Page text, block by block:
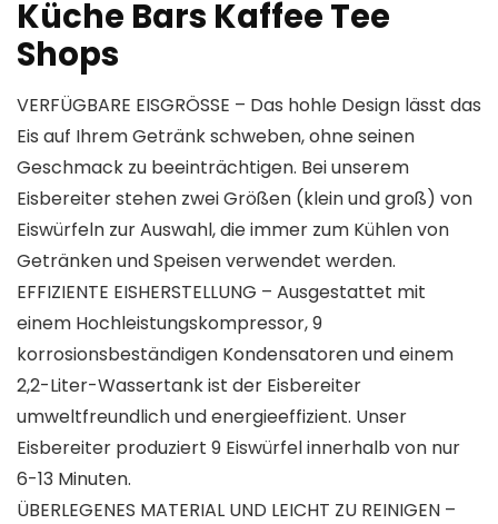
Küche Bars Kaffee Tee
Shops
VERFÜGBARE EISGRÖSSE – Das hohle Design lässt das
Eis auf Ihrem Getränk schweben, ohne seinen
Geschmack zu beeinträchtigen. Bei unserem
Eisbereiter stehen zwei Größen (klein und groß) von
Eiswürfeln zur Auswahl, die immer zum Kühlen von
Getränken und Speisen verwendet werden.
EFFIZIENTE EISHERSTELLUNG – Ausgestattet mit
einem Hochleistungskompressor, 9
korrosionsbeständigen Kondensatoren und einem
2,2-Liter-Wassertank ist der Eisbereiter
umweltfreundlich und energieeffizient. Unser
Eisbereiter produziert 9 Eiswürfel innerhalb von nur
6-13 Minuten.
ÜBERLEGENES MATERIAL UND LEICHT ZU REINIGEN –